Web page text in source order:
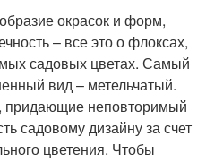
окрасок и форм,
– все это о флоксах,
садовых цветах. Самый
вид – метельчатый.
придающие неповторимый
садовому дизайну за счет
цветения. Чтобы